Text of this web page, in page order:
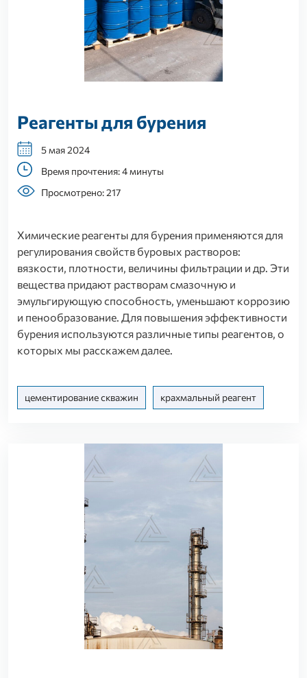
Реагенты для бурения
5 мая 2024
Время прочтения: 4 минуты
Просмотрено: 217
Химические реагенты для бурения применяются для
регулирования свойств буровых растворов:
вязкости, плотности, величины фильтрации и др. Эти
вещества придают растворам смазочную и
эмульгирующую способность, уменьшают коррозию
и пенообразование. Для повышения эффективности
бурения используются различные типы реагентов, о
которых мы расскажем далее.
цементирование скважин крахмальный реагент